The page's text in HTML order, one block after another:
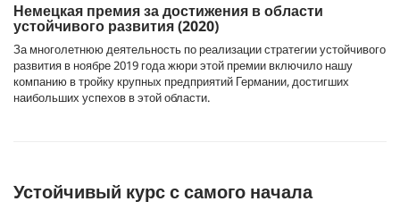
Немецкая премия за достижения в области
устойчивого развития (2020)
За многолетнюю деятельность по реализации стратегии устойчивого
развития в ноябре 2019 года жюри этой премии включило нашу
компанию в тройку крупных предприятий Германии, достигших
наибольших успехов в этой области.
Устойчивый курс с самого начала